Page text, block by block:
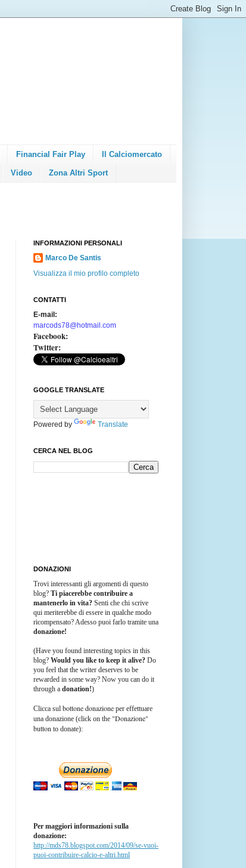
Financial Fair Play Il Calciomercato
Video Zona Altri Sport
INFORMAZIONI PERSONALI
Marco De Santis
Visualizza il mio profilo completo
CONTATTI
E-mail:
marcods78@hotmail.com
Facebook:
Twitter:
GOOGLE TRANSLATE
Powered by Translate
CERCA NEL BLOG
DONAZIONI
Trovi interessanti gli argomenti di questo
blog? Ti piacerebbe contribuire a
mantenerlo in vita? Senti che chi scrive
qui meriterebbe di essere in qualche modo
ricompensato? Adesso puoi farlo tramite una
donazione!
(Have you found interesting topics in this
blog? Would you like to keep it alive? Do
you feel that the writer deserves to be
rewarded in some way? Now you can do it
through a donation!)
Clicca sul bottone donazione per effettuare
una donazione (click on the "Donazione"
button to donate):
Per maggiori informazioni sulla
donazione:
http://mds78.blogspot.com/2014/09/se-vuoi-
puoi-contribuire-calcio-e-altri.html